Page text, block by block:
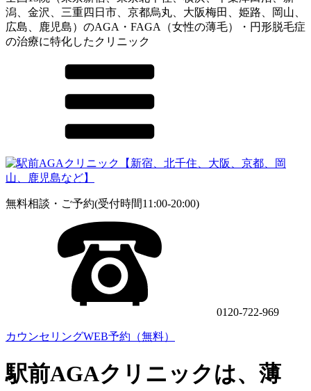
潟、金沢、三重四日市、京都烏丸、大阪梅田、姫路、岡山、
広島、鹿児島）のAGA・FAGA（女性の薄毛）・円形脱毛症
の治療に特化したクリニック
無料相談・ご予約(受付時間11:00-20:00)
0120-722-969
カウンセリングWEB予約（無料）
駅前AGAクリニックは、薄